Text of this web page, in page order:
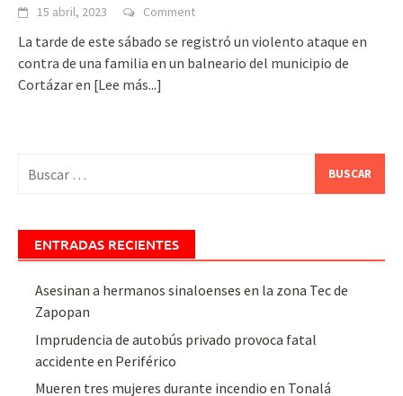
15 abril, 2023 Comment
La tarde de este sábado se registró un violento ataque en
contra de una familia en un balneario del municipio de
Cortázar en [Lee más...]
ENTRADAS RECIENTES
Asesinan a hermanos sinaloenses en la zona Tec de
Zapopan
Imprudencia de autobús privado provoca fatal
accidente en Periférico
Mueren tres mujeres durante incendio en Tonalá